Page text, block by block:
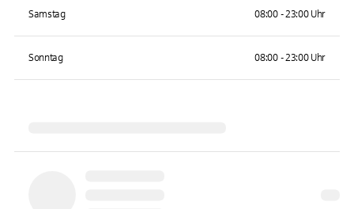
Samstag 08:00 - 23:00 Uhr
Sonntag 08:00 - 23:00 Uhr